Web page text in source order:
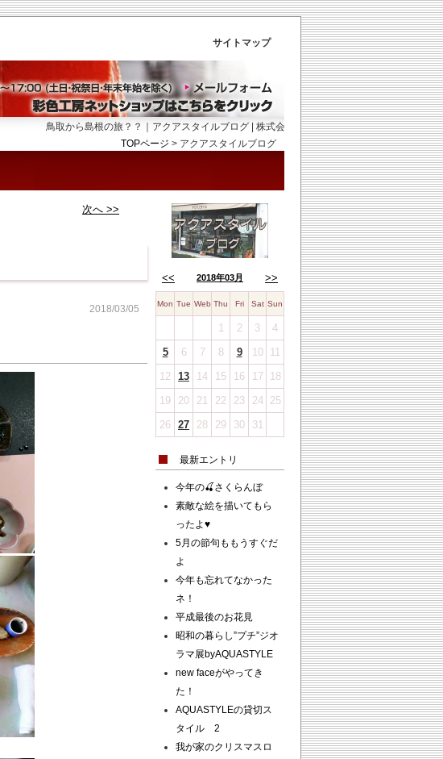
サイトマップ
鳥取から島根の旅？？｜アクアスタイルブログ | 株式会社彩色工房
TOPページ > アクアスタイルブログ
次へ >>
2018/03/05
<< 2018年03月 >>
Mon Tue Web Thu Fri Sat Sun
1 2 3
4
5
6 7 8 9 10
11
12 13 14 15 16 17
18
19
20 21 22 23 24
25
26 27 28 29 30 31
最新エントリ
今年の🍒さくらんぼ
素敵な絵を描いてもら
ったよ♥
5月の節句ももうすぐだ
よ
今年も忘れてなかった
ネ！
平成最後のお花見
昭和の暮らし”プチ”ジオ
ラマ展byAQUASTYLE
new faceがやってき
た！
AQUASTYLEの貸切ス
タイル 2
我が家のクリスマスロ